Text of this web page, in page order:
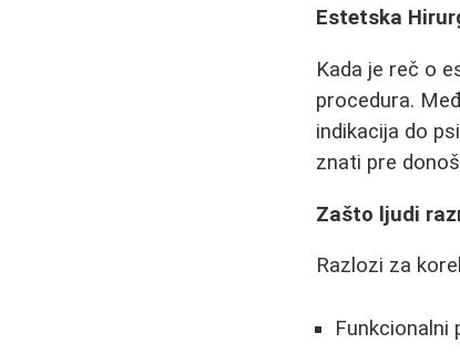
Estetska
Kada je reč o
procedura.
indikacija do
znati pre
Zašto ljudi
Razlozi za
Funkcionalni